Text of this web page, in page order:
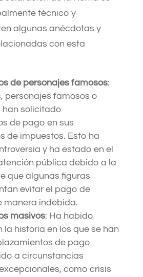
técnico y
algunas anécdotas y
con esta
de personajes famosos:
personajes famosos o
solicitado
de pago en sus
de impuestos. Esto ha
y ha estado en el
pública debido a la
que algunas figuras
evitar el pago de
manera indebida.
masivos: Ha habido
la historia en los que se han
de pago
a circunstancias
como crisis